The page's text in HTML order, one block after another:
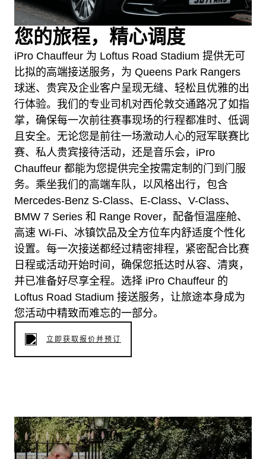
您的旅程，精心调度
iPro Chauffeur 为 Loftus Road Stadium 提供无可
比拟的高端接送服务，为 Queens Park Rangers
球迷、贵宾及企业客户呈现无缝、轻松且优雅的出
行体验。我们的专业司机对西伦敦交通路况了如指
掌，确保每一次前往赛事现场的行程都准时、低调
且安全。无论您是前往一场激动人心的冠军联赛比
赛、私人贵宾接待活动，还是音乐会，iPro
Chauffeur 都能为您提供完全按需定制的门到门服
务。乘坐我们的高端车队，以风格出行，包含
Mercedes-Benz S-Class、E-Class、V-Class、
BMW 7 Series 和 Range Rover，配备恒温座舱、
高速 Wi‑Fi、冰镇饮品及全方位车内舒适度个性化
设置。每一次接送都经过精密排程，紧密配合比赛
日程或活动开始时间，确保您抵达时从容、清爽，
并已准备好尽享全程。选择 iPro Chauffeur 的
Loftus Road Stadium 接送服务，让旅途本身成为
您活动中精致而难忘的一部分。
立即获取报价并预订